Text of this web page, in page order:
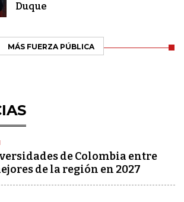
Duque
MÁS FUERZA PÚBLICA
de Colombia entre
de la región en 2027